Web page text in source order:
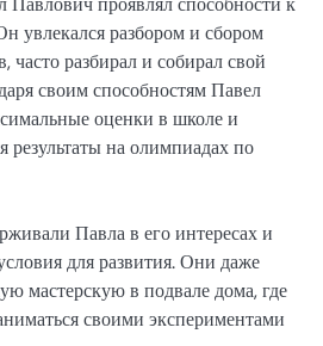
увлекался разбором и сбором
часто разбирал и собирал свой
своим способностям Павел
оценки в школе и
на олимпиадах по
Павла в его интересах и
для развития. Они даже
мастерскую в подвале дома, где
своими экспериментами